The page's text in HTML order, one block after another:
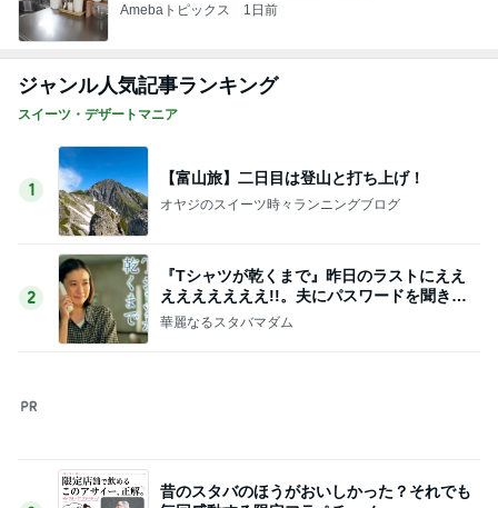
3
昔のスタバのほうがおいしかった？それでも
毎回感動する限定フラペチーノ
華麗なるスタバマダム
4
休日朝ごはん みたけ食堂
5
このジャンルの記事をもっと見る